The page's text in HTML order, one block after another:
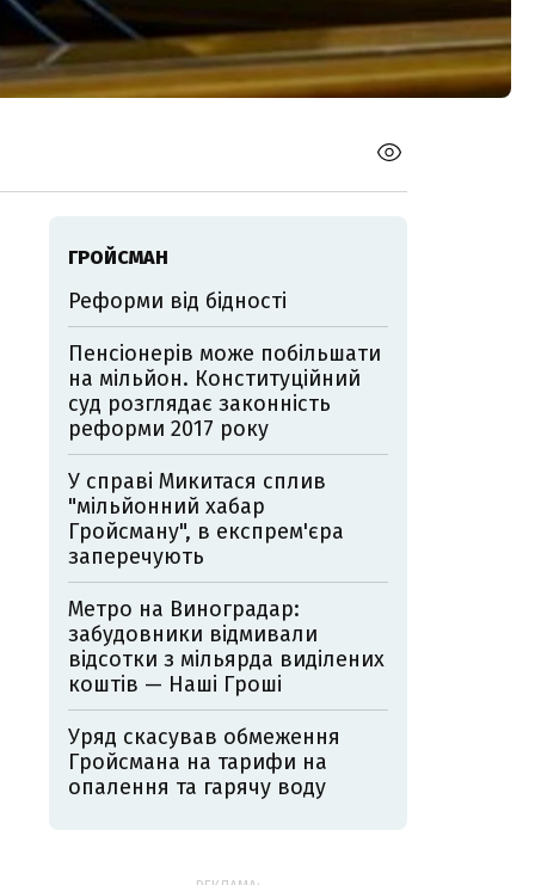
ГРОЙСМАН
Реформи від бідності
Пенсіонерів може побільшати
на мільйон. Конституційний
суд розглядає законність
реформи 2017 року
У справі Микитася сплив
"мільйонний хабар
Гройсману", в експрем'єра
заперечують
Метро на Виноградар:
забудовники відмивали
відсотки з мільярда виділених
коштів — Наші Гроші
Уряд скасував обмеження
Гройсмана на тарифи на
опалення та гарячу воду